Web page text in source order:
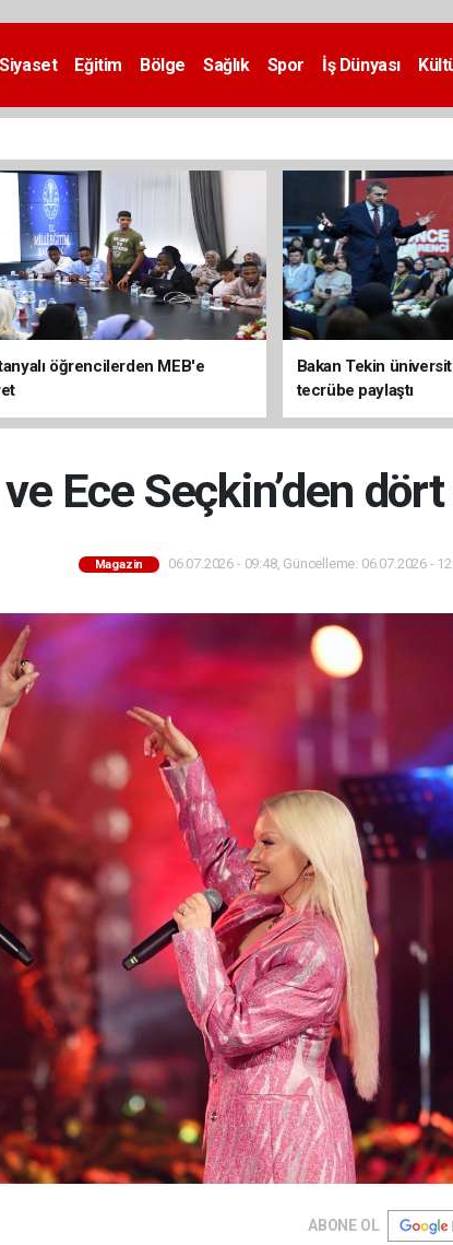
Siyaset Eğitim Bölge Sağlık Spor İş Dünyası
öğrencilerden MEB'e
Bakan Tekin
tecrübe paylaştı
Ece Seçkin’den
Magazin 06.07.2026 - 09:48, Güncelleme: 06.07.2026 -
ABONE OL